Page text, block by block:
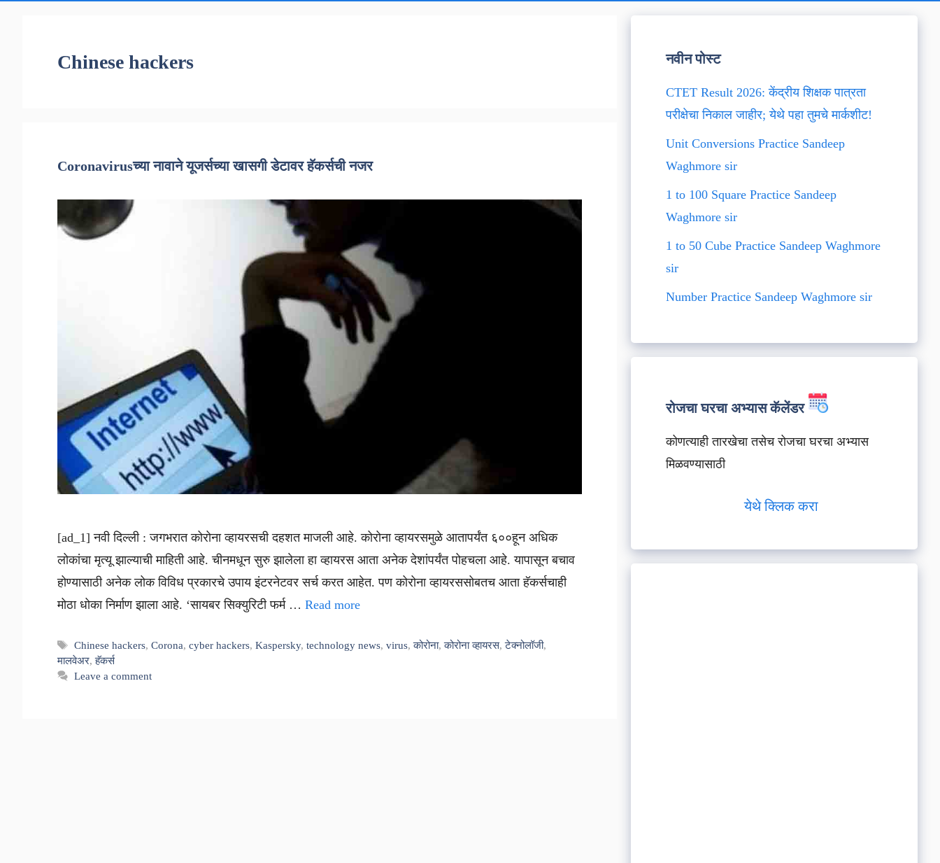
Chinese hackers
Coronavirusच्या नावाने यूजर्सच्या खासगी डेटावर हॅकर्सची नजर
[ad_1] नवी दिल्ली : जगभरात कोरोना व्हायरसची दहशत माजली आहे. कोरोना व्हायरसमुळे आतापर्यंत ६००हून अधिक
लोकांचा मृत्यू झाल्याची माहिती आहे. चीनमधून सुरु झालेला हा व्हायरस आता अनेक देशांपर्यंत पोहचला आहे. यापासून बचाव
होण्यासाठी अनेक लोक विविध प्रकारचे उपाय इंटरनेटवर सर्च करत आहेत. पण कोरोना व्हायरससोबतच आता हॅकर्सचाही
मोठा धोका निर्माण झाला आहे. ‘सायबर सिक्युरिटी फर्म … Read more
Tags
Chinese hackers,Corona,cyber hackers,Kaspersky,technology news,virus,कोरोना,कोरोना व्हायरस,टेक्नोलॉजी,
मालवेअर,हॅकर्स
Leave a comment
नवीन पोस्ट
CTET Result 2026: केंद्रीय शिक्षक पात्रता
परीक्षेचा निकाल जाहीर; येथे पहा तुमचे मार्कशीट!
Unit Conversions Practice Sandeep
Waghmore sir
1 to 100 Square Practice Sandeep
Waghmore sir
1 to 50 Cube Practice Sandeep Waghmore
sir
Number Practice Sandeep Waghmore sir
रोजचा घरचा अभ्यास कॅलेंडर
कोणत्याही तारखेचा तसेच रोजचा घरचा अभ्यास
मिळवण्यासाठी
येथे क्लिक करा